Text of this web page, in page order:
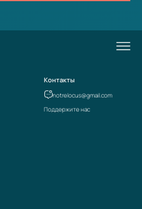
Контакты
notrelocus@gmail.com
Поддержите нас